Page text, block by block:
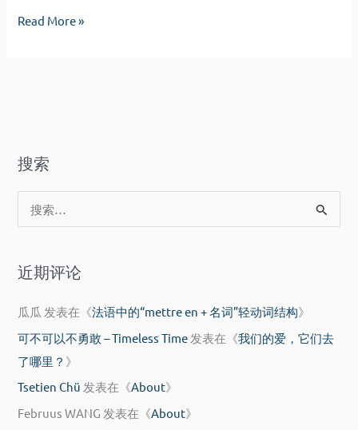
万
千
Read More »
搜索
索
近期评论
瓜瓜 发表在《法语中的“mettre en + 名词”轻动词结构》
可不可以不勇敢 – Timeless Time 发表在《我们的爱，它们去
了哪里？ 》
Tsetien Chü 发表在《About》
Februus WANG 发表在《About》